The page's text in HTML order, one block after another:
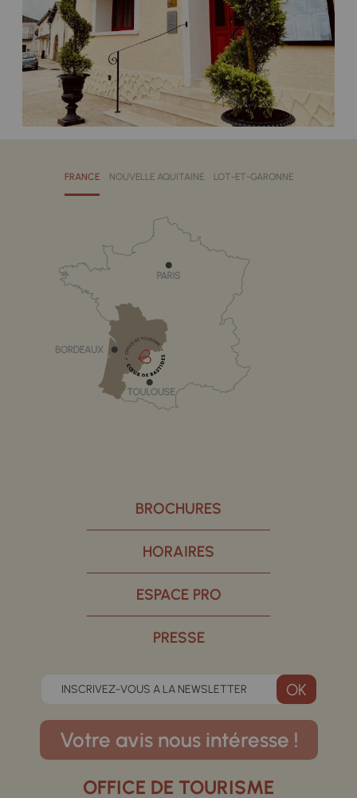
FRANCE NOUVELLE AQUITAINE LOT-ET-GARONNE
BROCHURES
HORAIRES
ESPACE PRO
PRESSE
INSCRIVEZ-VOUS A LA NEWSLETTER
Votre avis nous intéresse !
OFFICE DE TOURISME